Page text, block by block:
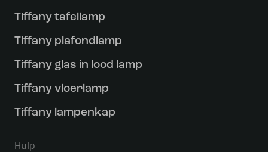
Tiffany tafellamp
Tiffany plafondlamp
Tiffany glas in lood lamp
Tiffany vloerlamp
Tiffany lampenkap
Hulp